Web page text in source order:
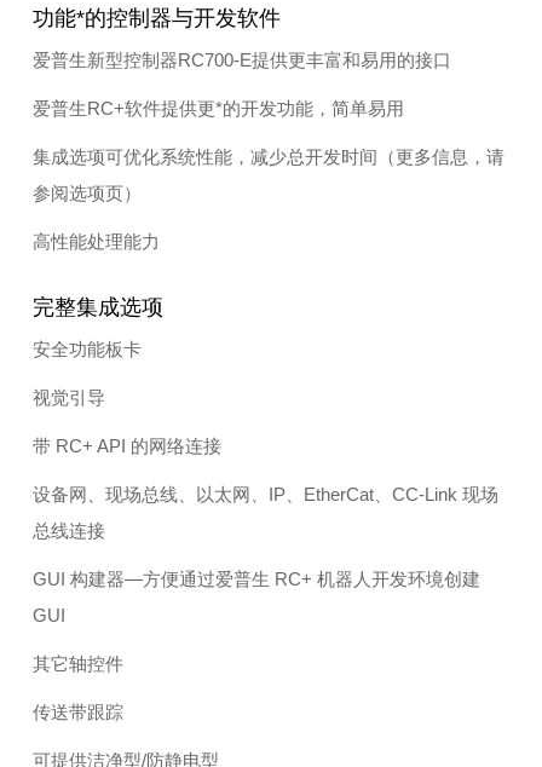
功能*的控制器与开发软件
爱普生新型控制器RC700-E提供更丰富和易用的接口
爱普生RC+软件提供更*的开发功能，简单易用
集成选项可优化系统性能，减少总开发时间（更多信息，请
参阅选项页）
高性能处理能力
完整集成选项
安全功能板卡
视觉引导
带 RC+ API 的网络连接
设备网、现场总线、以太网、IP、EtherCat、CC-Link 现场
总线连接
GUI 构建器—方便通过爱普生 RC+ 机器人开发环境创建
GUI
其它轴控件
传送带跟踪
可提供洁净型/防静电型